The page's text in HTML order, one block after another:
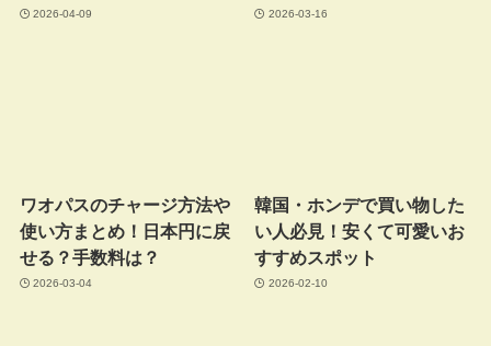
2026-04-09 2026-03-16
ワオパスのチャージ方法や
使い方まとめ！日本円に戻
せる？手数料は？
2026-03-04
韓国・ホンデで買い物した
い人必見！安くて可愛いお
すすめスポット
2026-02-10